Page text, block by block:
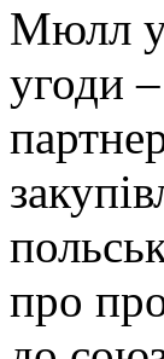
Мюлл у
угоди
про